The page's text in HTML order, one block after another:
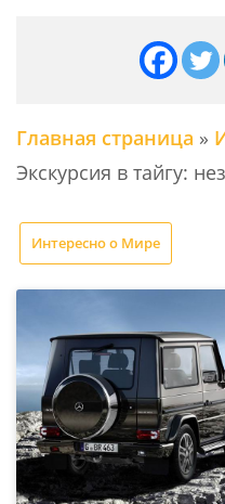
Главная страница »
Экскурсия в тайгу:
Интересно о Мире